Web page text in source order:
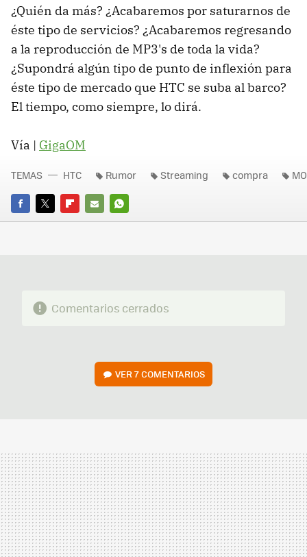
¿Quién da más? ¿Acabaremos por saturarnos de
éste tipo de servicios? ¿Acabaremos regresando
a la reproducción de MP3's de toda la vida?
¿Supondrá algún tipo de punto de inflexión para
éste tipo de mercado que HTC se suba al barco?
El tiempo, como siempre, lo dirá.
Vía | GigaOM
FACEBOOK
TWITTERFLIPBOARD
E-
WHATSAPP
TEMAS HTC Rumor Streaming compra
Comentarios cerrados
VER7 COMENTARIOS